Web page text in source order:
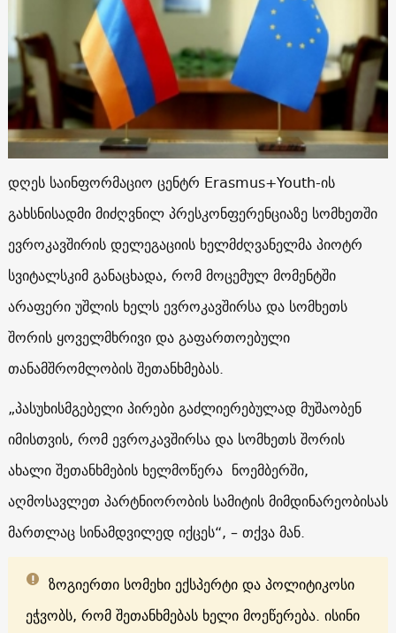
დღეს საინფორმაციო ცენტრ Erasmus+Youth-ის
გახსნისადმი მიძღვნილ პრესკონფერენციაზე სომხეთში
ევროკავშირის დელეგაციის ხელმძღვანელმა პიოტრ
სვიტალსკიმ განაცხადა, რომ მოცემულ მომენტში
არაფერი უშლის ხელს ევროკავშირსა და სომხეთს
შორის ყოველმხრივი და გაფართოებული
თანამშრომლობის შეთანხმებას.
„პასუხისმგებელი პირები გაძლიერებულად მუშაობენ
იმისთვის, რომ ევროკავშირსა და სომხეთს შორის
ახალი შეთანხმების ხელმოწერა ნოემბერში,
აღმოსავლეთ პარტნიორობის სამიტის მიმდინარეობისას
მართლაც სინამდვილედ იქცეს“, – თქვა მან.
ზოგიერთი სომეხი ექსპერტი და პოლიტიკოსი
ეჭვობს, რომ შეთანხმებას ხელი მოეწერება. ისინი